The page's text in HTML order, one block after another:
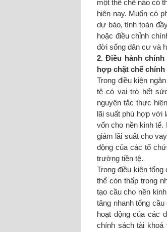
một thể chế nào có
hiện nay. Muốn có
dự báo, tính toán
hoặc điều chỉnh
đời sống dân cư và
2. Điều hành
hợp chặt chẽ
Trong điều kiện
tệ có vai trò hết
nguyên tắc thực
lãi suất phù hợp với
vốn cho nền kinh
giảm lãi suất cho vay
động của các tổ
trường tiền tệ.
Trong điều kiện
thể còn thấp trong
tạo cầu cho nền
tăng nhanh tổng
hoạt động của các
chính sách tài khoá